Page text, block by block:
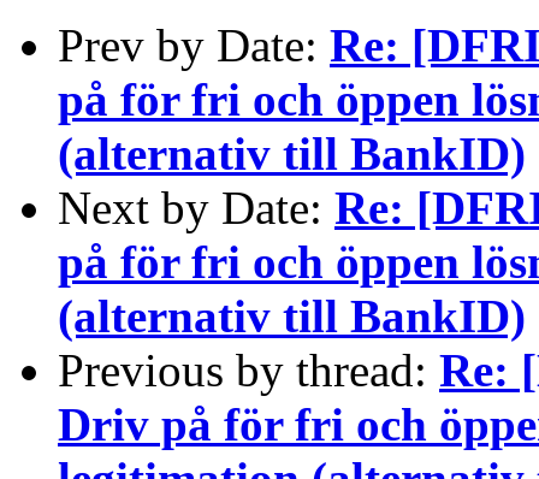
Prev by Date: Re:
på för fri och öppen
(alternativ till BankID)
Next by Date: Re:
på för fri och öppen
(alternativ till BankID)
Previous by thread: Re:
Driv på för fri och